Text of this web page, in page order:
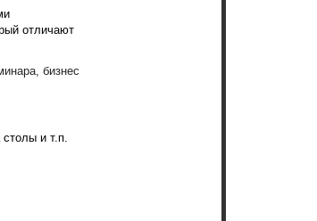
отличают
бизнес
и т.п.